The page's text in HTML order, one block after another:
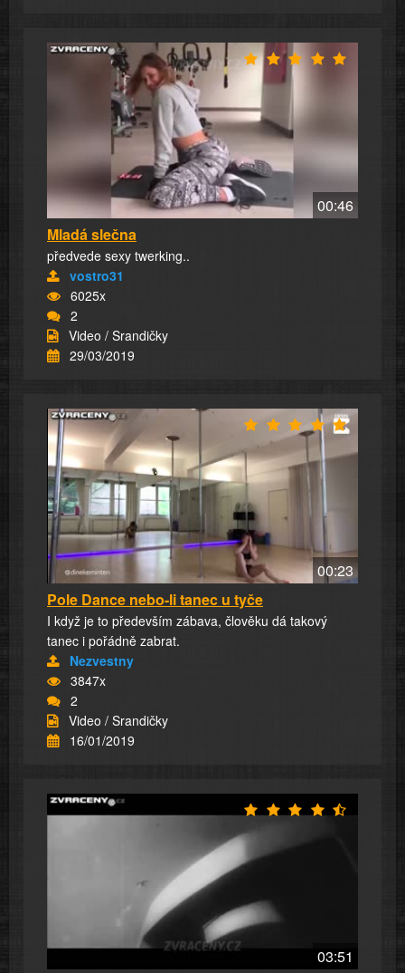
00:46
Mladá slečna
předvede sexy twerking..
vostro31
6025x
2
Video / Srandičky
29/03/2019
00:23
Pole Dance nebo-li tanec u tyče
I když je to především zábava, člověku dá takový
tanec i pořádně zabrat.
Nezvestny
3847x
2
Video / Srandičky
16/01/2019
03:51